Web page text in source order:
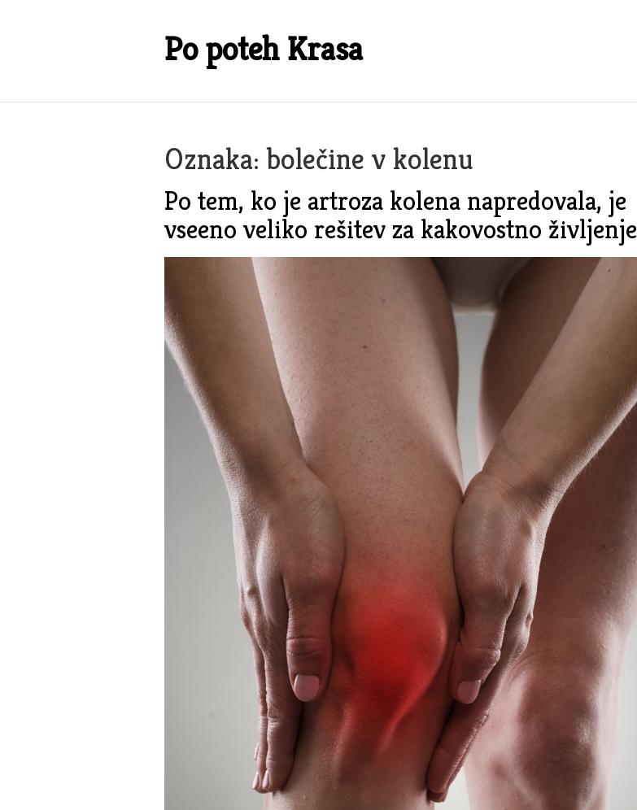
Po poteh Krasa
Oznaka:bolečine v kolenu
Po tem, ko je artroza kolena napredovala, je
vseeno veliko rešitev za kakovostno življenje